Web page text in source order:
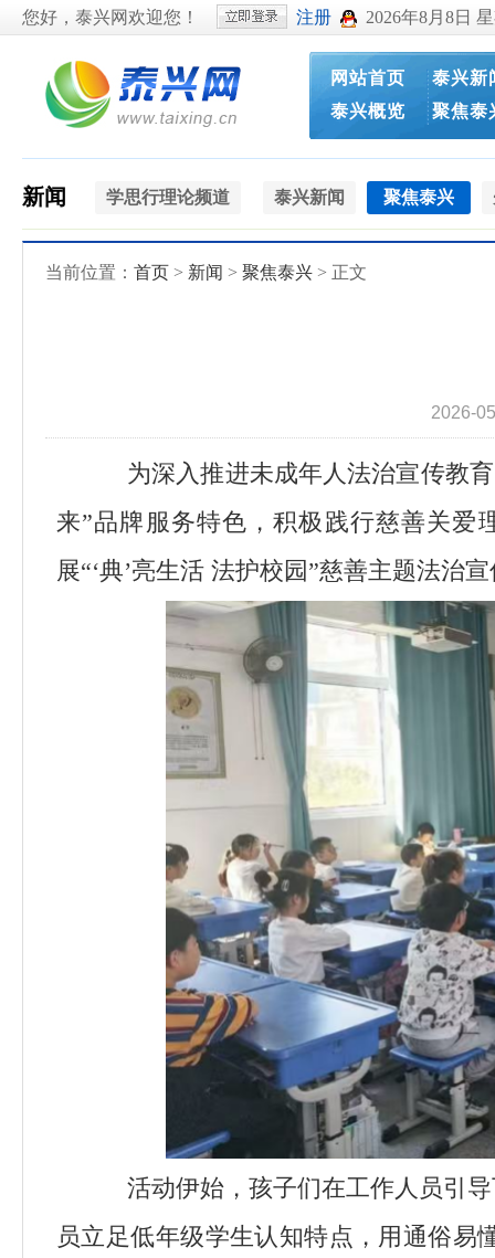
您好，泰兴网欢迎您！ 注册 2026年8月8日
网站首页
泰兴概览
泰兴新
聚焦泰
新闻 学思行理论频道 泰兴新闻 聚焦泰兴
当前位置： 首页 > 新闻 > 聚焦泰兴 > 正文
2026-
为深入推进未成年人法治宣传教
来”品牌服务特色，积极践行慈善关爱
展“‘典’亮生活 法护校园”慈善主题法治
活动伊始，孩子们在工作人员引
员立足低年级学生认知特点，用通俗